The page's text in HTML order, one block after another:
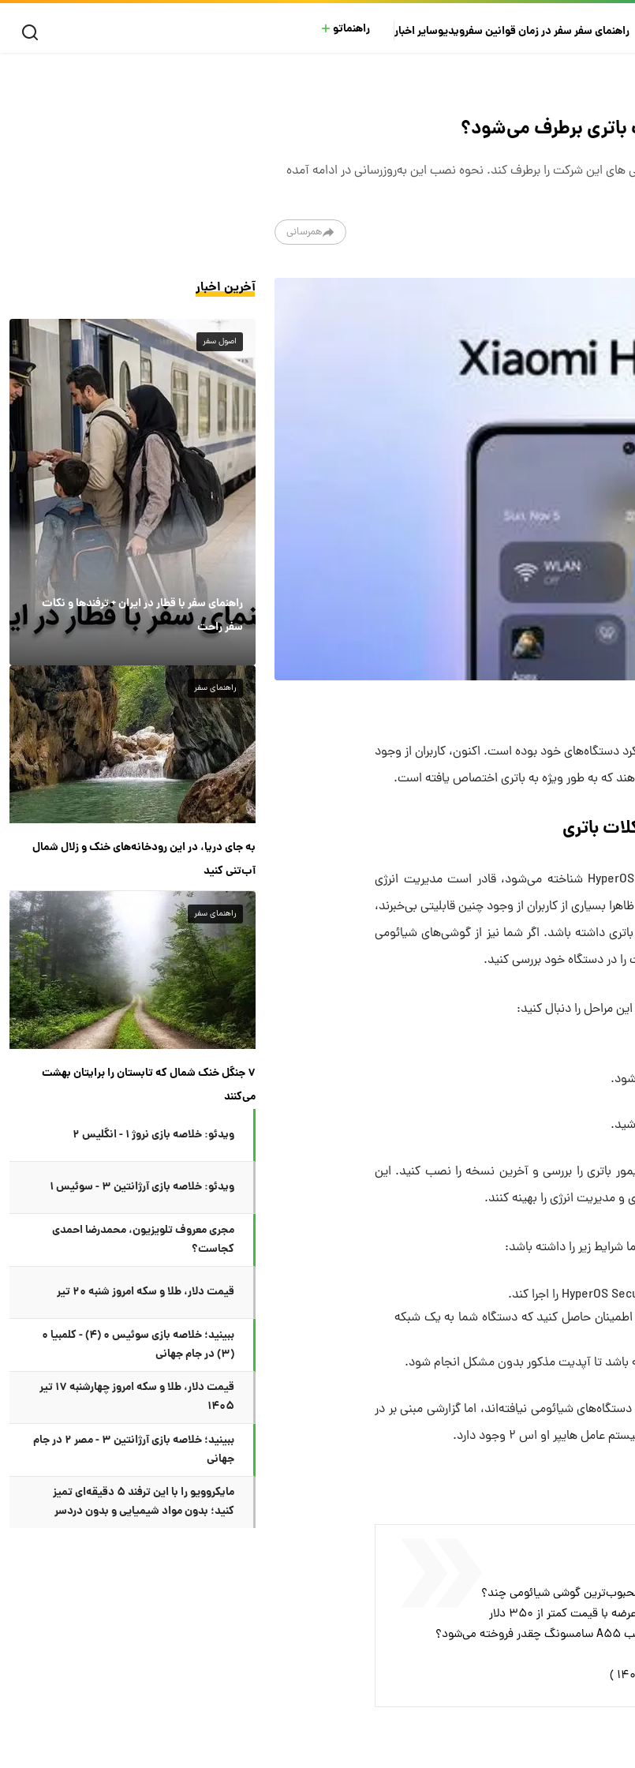
راهنمای سفرسفر در زمانقوانین سفرویدیوسایراخبار راهنماتو
باتری برطرف می‌شود؟
این شرکت را برطرف کند. نحوه نصب این به‌روزرسانی در ادامه آمده
همرسانی
دستگاه‌های خود بوده است. اکنون، کاربران از وجود
باتری
این آپدیت که با نام HyperOS Update Battery Firmware شناخته می‌شود، قادر است مدیریت انرژی
بسیاری از کاربران از وجود چنین قابلیتی بی‌خبرند،
داشته باشد. اگر شما نیز از گوشی‌های شیائومی
در دستگاه خود بررسی کنید.
مراحل را دنبال کنید:
باتری را بررسی و آخرین نسخه را نصب کنید. این
مدیریت انرژی را بهینه کنند.
زیر را داشته باشد:
اطمینان حاصل کنید که دستگاه شما به یک شبکه
شیائومی نیافته‌اند، اما گزارشی مبنی بر در
آخرین اخبار
اصول سفر
راهنمای سفر با قطار در ایران + ترفندها و نکات
سفر راحت
راهنمای سفر
به جای دریا، در این رودخانه‌های خنک و زلال شمال
آب‌تنی کنید
راهنمای سفر
۷ جنگل خنک شمال که تابستان را برایتان بهشت
می‌کنند
ویدئو: خلاصه بازی نروژ ۱ - انگلیس ۲
ویدئو: خلاصه بازی آرژانتین ۳ - سوئیس ۱
مجری معروف تلویزیون، محمدرضا احمدی
کجاست؟
قیمت دلار، طلا و سکه امروز شنبه ۲۰ تیر
ببینید؛ خلاصه بازی سوئیس ۰ (۴) - کلمبیا ۰
(۳) در جام جهانی
قیمت دلار، طلا و سکه امروز چهارشنبه ۱۷ تیر
۱۴۰۵
ببینید؛ خلاصه بازی آرژانتین ۳ - مصر ۲ در جام
جهانی
مایکروویو را با این ترفند ۵ دقیقه‌ای تمیز
کنید؛ بدون مواد شیمیایی و بدون دردسر